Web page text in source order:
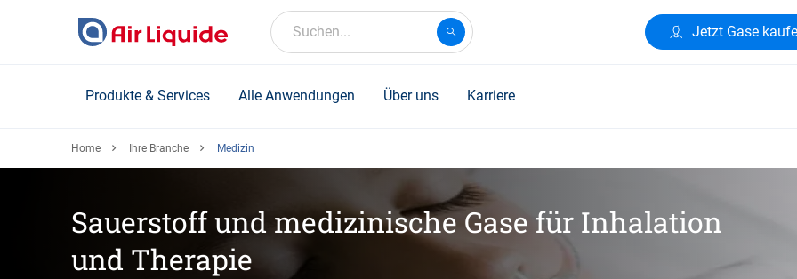
Suchen... Jetzt Gase
Produkte & Services Alle Anwendungen Über uns Karriere
Home Ihre Branche Medizin
Sauerstoff und medizinische Gase für Inhalation
und Therapie